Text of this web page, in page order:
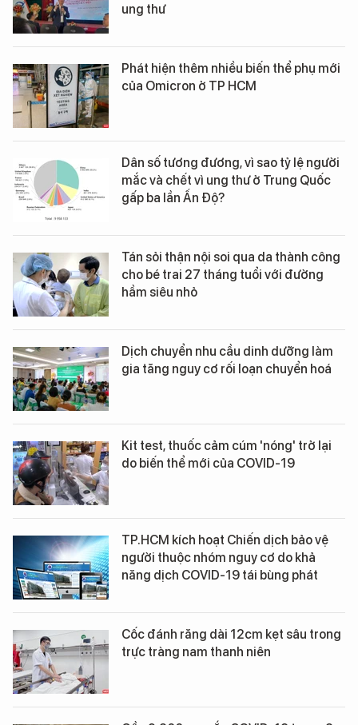
ung thư
Phát hiện thêm nhiều biến thể phụ mới
của Omicron ở TP HCM
Dân số tương đương, vì sao tỷ lệ người
mắc và chết vì ung thư ở Trung Quốc
gấp ba lần Ấn Độ?
Tán sỏi thận nội soi qua da thành công
cho bé trai 27 tháng tuổi với đường
hầm siêu nhỏ
Dịch chuyển nhu cầu dinh dưỡng làm
gia tăng nguy cơ rối loạn chuyển hoá
Kit test, thuốc cảm cúm 'nóng' trở lại
do biến thể mới của COVID-19
TP.HCM kích hoạt Chiến dịch bảo vệ
người thuộc nhóm nguy cơ do khả
năng dịch COVID-19 tái bùng phát
Cốc đánh răng dài 12cm kẹt sâu trong
trực tràng nam thanh niên